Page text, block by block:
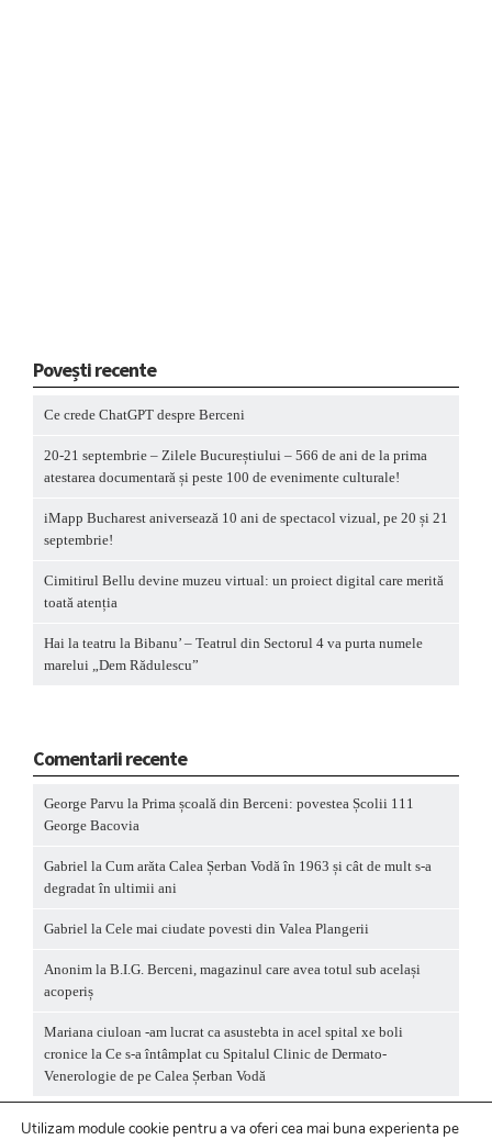
Povești recente
Ce crede ChatGPT despre Berceni
20-21 septembrie – Zilele Bucureștiului – 566 de ani de la prima
atestarea documentară și peste 100 de evenimente culturale!
iMapp Bucharest aniversează 10 ani de spectacol vizual, pe 20 și 21
septembrie!
Cimitirul Bellu devine muzeu virtual: un proiect digital care merită
toată atenția
Hai la teatru la Bibanu’ – Teatrul din Sectorul 4 va purta numele
marelui „Dem Rădulescu”
Comentarii recente
George Parvu la Prima școală din Berceni: povestea Școlii 111
George Bacovia
Gabriel la Cum arăta Calea Șerban Vodă în 1963 și cât de mult s-a
degradat în ultimii ani
Gabriel la Cele mai ciudate povesti din Valea Plangerii
Anonim la B.I.G. Berceni, magazinul care avea totul sub același
acoperiș
Mariana ciuloan -am lucrat ca asustebta in acel spital xe boli
cronice la Ce s-a întâmplat cu Spitalul Clinic de Dermato-
Venerologie de pe Calea Șerban Vodă
Utilizam module cookie pentru a va oferi cea mai buna experienta pe